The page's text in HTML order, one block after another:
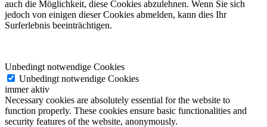
auch die Möglichkeit, diese Cookies abzulehnen. Wenn Sie sich
jedoch von einigen dieser Cookies abmelden, kann dies Ihr
Surferlebnis beeinträchtigen.
Unbedingt notwendige Cookies
Unbedingt notwendige Cookies
immer aktiv
Necessary cookies are absolutely essential for the website to
function properly. These cookies ensure basic functionalities and
security features of the website, anonymously.